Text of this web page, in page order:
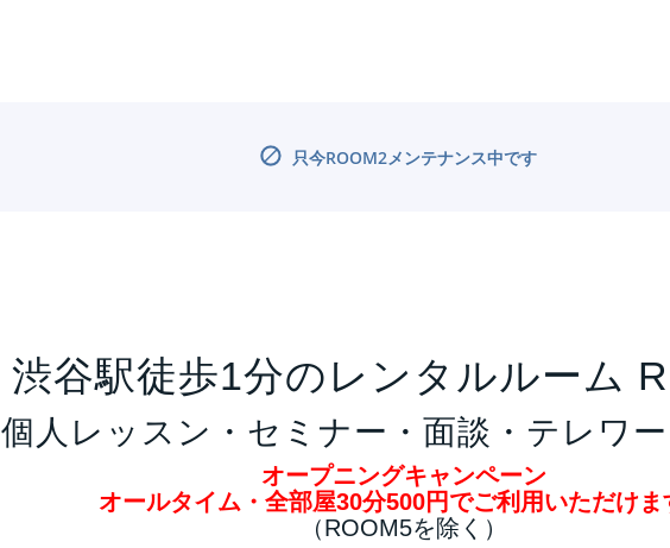
只今ROOM2メンテナンス中です
渋谷駅徒歩1分のレンタルルーム
個人レッスン・セミナー・面談・テレワ
オープニングキャンペーン
オールタイム・全部屋30分500円でご利用いただけま
（ROOM5を除く）